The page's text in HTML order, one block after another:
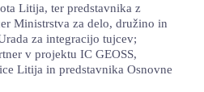
Litija, ter predstavnika z
Ministrstva za delo, družino in
za integracijo tujcev;
v projektu IC GEOSS,
Litija in predstavnika Osnovne